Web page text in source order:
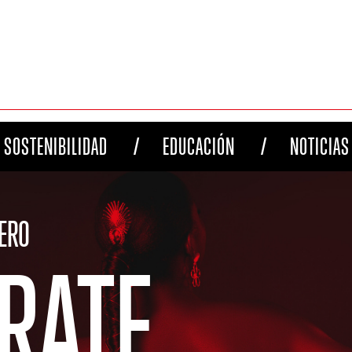
SOSTENIBILIDAD EDUCACIÓN NOTICIAS